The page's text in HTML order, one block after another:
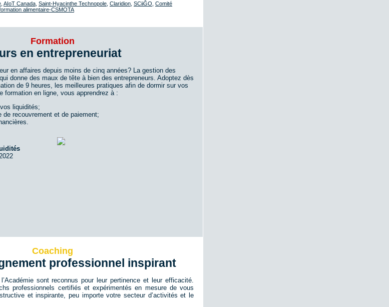
AIoT Canada Saint-Hyacinthe Technopole Claridion SCiiĜO Comité
alimentaire-CSMOTA
Formation
en entrepreneuriat
en affaires depuis moins de cinq années? La gestion des
donne des maux de tête à bien des entrepreneurs. Adoptez dès
de 9 heures, les meilleures pratiques afin de dormir sur vos
formation en ligne, vous apprendrez à :
liquidités;
recouvrement et de paiement;
Coaching
professionnel inspirant
sont reconnus pour leur pertinence et leur efficacité.
professionnels certifiés et expérimentés en mesure de vous
et inspirante, peu importe votre secteur d’activités et le